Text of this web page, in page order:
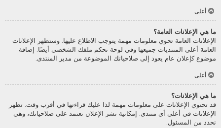
أعلى
ما هي الإعلانات العامة؟
الإعلانات العامة تحوي معلومات مهمة يتوجب الاطلاع عليها. وستظهر الإعلانات
العامة أعلى المنتديات جميعها وفي لوحة تحكم ملفك الشخصي أيضًا. إضافة
موضوع كإعلان عام يعود إلى صلاحياتك الموضوعة من مدير المنتدى.
أعلى
ما هي الإعلانات؟
قد تحتوي الإعلانات على معلومات مهمة لذا عليك قراءتها في أقرب وقت. تظهر
الإعلانات في أعلى أي منتدى. إمكانية نشر الإعلان تعتمد على صلاحياتك، وهي
تحدد من المسئول.